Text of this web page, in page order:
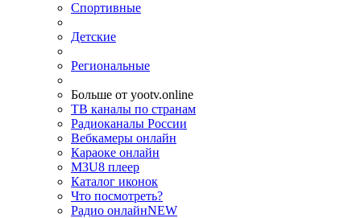
Спортивные
Детские
Региональные
Больше от yootv.online
ТВ каналы по странам
Радиоканалы России
Вебкамеры онлайн
Караоке онлайн
M3U8 плеер
Каталог иконок
Что посмотреть?
Радио онлайнNEW